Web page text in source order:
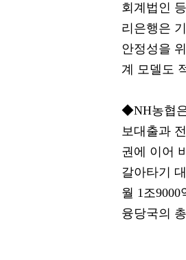
회계법인
리은행은
안정성을
계 모델도
◆NH농협
보대출과
권에 이어
갈아타기
월 1조
융당국의